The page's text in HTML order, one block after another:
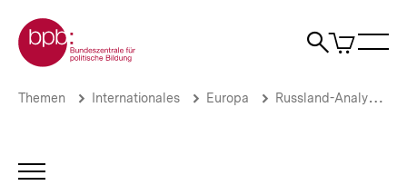
zum
Seiteninhalt
springen
Zur Startseite der bpb
Suche
Artikel
im
Notizen
und
die
Brotkrümelnavigation
Pfadnavigation
Themen Internationales Europa Russland-Analysen
INHALTSNAVIGATION